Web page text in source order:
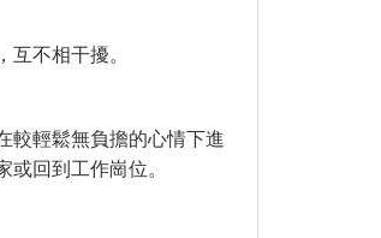
不相干擾。
較輕鬆無負擔的心情下進
或回到工作崗位。